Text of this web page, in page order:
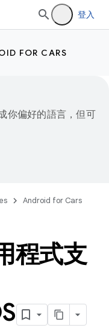
登入
FOR CARS
你偏好的語言，但可
Android for Cars
程式支